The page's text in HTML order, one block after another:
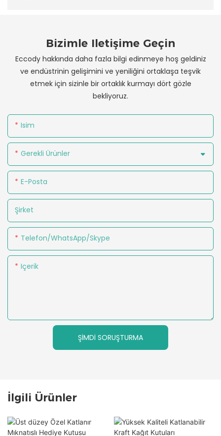
Bizimle Iletişime Geçin
Eccody hakkında daha fazla bilgi edinmeye hoş geldiniz
ve endüstrinin gelişimini ve yeniliğini ortaklaşa teşvik
etmek için sizinle bir ortaklık kurmayı dört gözle
bekliyoruz.
Isim
Gerekli Ürünler
E-Posta
Şirket
Telefon/WhatsApp/Skype
Içerik
ŞIMDI SORUŞTURMA
İlgili Ürünler